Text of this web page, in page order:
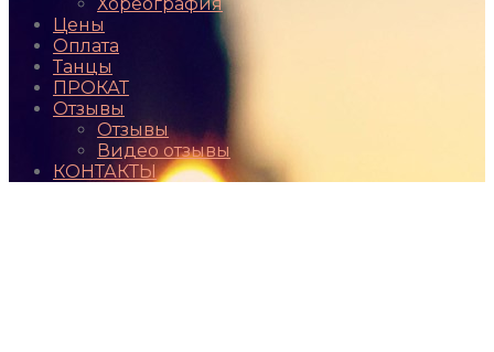
Цены
Оплата
Танцы
ПРОКАТ
Отзывы
Отзывы
Видео отзывы
КОНТАКТЫ